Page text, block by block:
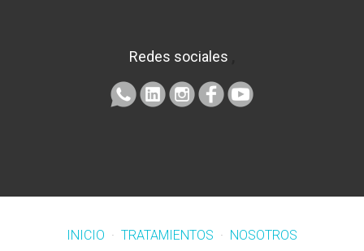
Redes sociales
INICIO · TRATAMIENTOS · NOSOTROS